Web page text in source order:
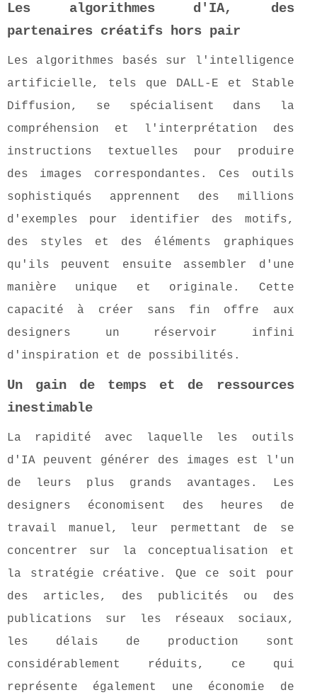
Les algorithmes d'IA, des
partenaires créatifs hors pair
Les algorithmes basés sur l'intelligence
artificielle, tels que DALL-E et Stable
Diffusion, se spécialisent dans la
compréhension et l'interprétation des
instructions textuelles pour produire
des images correspondantes. Ces outils
sophistiqués apprennent des millions
d'exemples pour identifier des motifs,
des styles et des éléments graphiques
qu'ils peuvent ensuite assembler d'une
manière unique et originale. Cette
capacité à créer sans fin offre aux
designers un réservoir infini
d'inspiration et de possibilités.
Un gain de temps et de ressources
inestimable
La rapidité avec laquelle les outils
d'IA peuvent générer des images est l'un
de leurs plus grands avantages. Les
designers économisent des heures de
travail manuel, leur permettant de se
concentrer sur la conceptualisation et
la stratégie créative. Que ce soit pour
des articles, des publicités ou des
publications sur les réseaux sociaux,
les délais de production sont
considérablement réduits, ce qui
représente également une économie de